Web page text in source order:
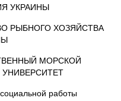
УКРАИНЫ
РЫБНОГО ХОЗЯЙСТВА
МОРСКОЙ
работы